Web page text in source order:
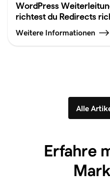
WordPress
richtest du Redirects
Weitere Informationen
Alle
Erfahre